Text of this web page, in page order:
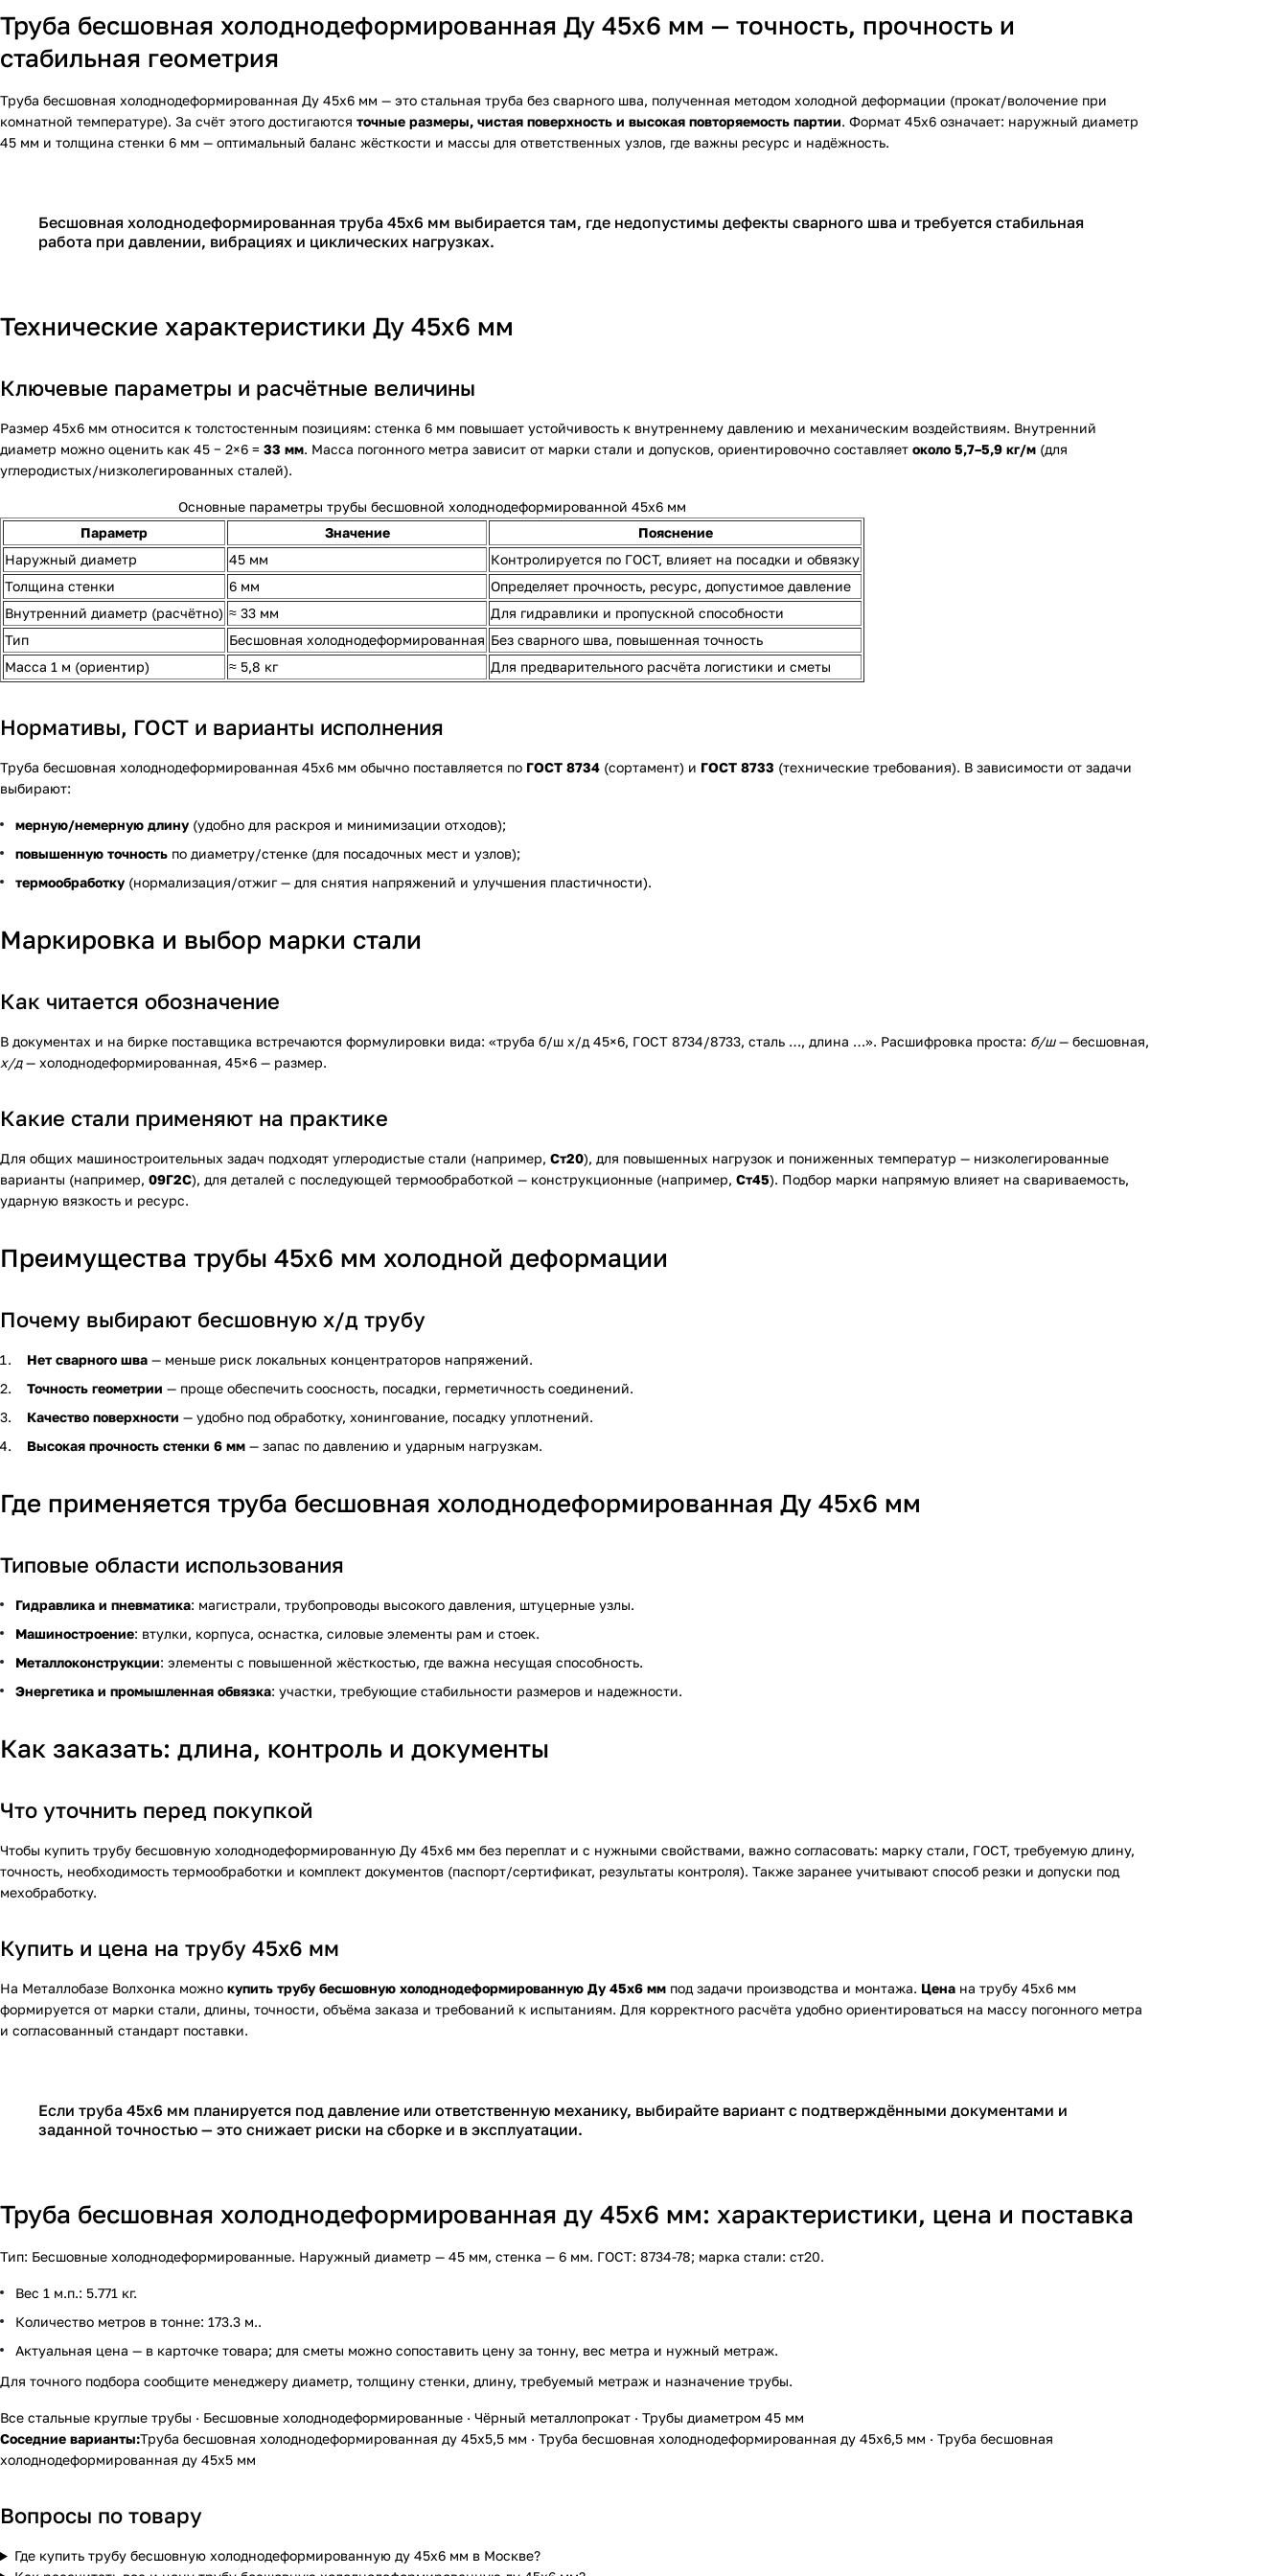
Труба бесшовная холоднодеформированная Ду 45х6 мм — точность, прочность и
стабильная геометрия
Труба бесшовная холоднодеформированная Ду 45х6 мм — это стальная труба без сварного шва, полученная методом холодной деформации (прокат/волочение при
комнатной температуре). За счёт этого достигаются точные размеры, чистая поверхность и высокая повторяемость партии. Формат 45х6 означает: наружный диаметр
45 мм и толщина стенки 6 мм — оптимальный баланс жёсткости и массы для ответственных узлов, где важны ресурс и надёжность.
Бесшовная холоднодеформированная труба 45х6 мм выбирается там, где недопустимы дефекты сварного шва и требуется стабильная
работа при давлении, вибрациях и циклических нагрузках.
Технические характеристики Ду 45х6 мм
Ключевые параметры и расчётные величины
Размер 45х6 мм относится к толстостенным позициям: стенка 6 мм повышает устойчивость к внутреннему давлению и механическим воздействиям. Внутренний
диаметр можно оценить как 45 − 2×6 = 33 мм. Масса погонного метра зависит от марки стали и допусков, ориентировочно составляет около 5,7–5,9 кг/м (для
углеродистых/низколегированных сталей).
Основные параметры трубы бесшовной холоднодеформированной 45х6 мм
Параметр
Значение
Пояснение
Наружный диаметр
45 мм
Контролируется по ГОСТ, влияет на посадки и обвязку
Толщина стенки
6 мм
Определяет прочность, ресурс, допустимое давление
Внутренний диаметр (расчётно) ≈ 33 мм
Для гидравлики и пропускной способности
Тип
Бесшовная холоднодеформированная Без сварного шва, повышенная точность
Масса 1 м (ориентир)
≈ 5,8 кг Для предварительного расчёта логистики и сметы
Нормативы, ГОСТ и варианты исполнения
Труба бесшовная холоднодеформированная 45х6 мм обычно поставляется по ГОСТ 8734 (сортамент) и ГОСТ 8733 (технические требования). В зависимости от задачи
выбирают:
мерную/немерную длину (удобно для раскроя и минимизации отходов);
повышенную точность по диаметру/стенке (для посадочных мест и узлов);
термообработку (нормализация/отжиг — для снятия напряжений и улучшения пластичности).
Маркировка и выбор марки стали
Как читается обозначение
В документах и на бирке поставщика встречаются формулировки вида: «труба б/ш х/д 45×6, ГОСТ 8734/8733, сталь …, длина …». Расшифровка проста: б/ш— бесшовная,
х/д— холоднодеформированная, 45×6 — размер.
Какие стали применяют на практике
Для общих машиностроительных задач подходят углеродистые стали (например, Ст20), для повышенных нагрузок и пониженных температур — низколегированные
варианты (например, 09Г2С), для деталей с последующей термообработкой — конструкционные (например, Ст45). Подбор марки напрямую влияет на свариваемость,
ударную вязкость и ресурс.
Преимущества трубы 45х6 мм холодной деформации
Почему выбирают бесшовную х/д трубу
Нет сварного шва — меньше риск локальных концентраторов напряжений.
Точность геометрии — проще обеспечить соосность, посадки, герметичность соединений.
Качество поверхности — удобно под обработку, хонингование, посадку уплотнений.
Высокая прочность стенки 6 мм — запас по давлению и ударным нагрузкам.
Где применяется труба бесшовная холоднодеформированная Ду 45х6 мм
Типовые области использования
Гидравлика и пневматика: магистрали, трубопроводы высокого давления, штуцерные узлы.
Машиностроение: втулки, корпуса, оснастка, силовые элементы рам и стоек.
Металлоконструкции: элементы с повышенной жёсткостью, где важна несущая способность.
Энергетика и промышленная обвязка: участки, требующие стабильности размеров и надежности.
Как заказать: длина, контроль и документы
Что уточнить перед покупкой
Чтобы купить трубу бесшовную холоднодеформированную Ду 45х6 мм без переплат и с нужными свойствами, важно согласовать: марку стали, ГОСТ, требуемую длину,
точность, необходимость термообработки и комплект документов (паспорт/сертификат, результаты контроля). Также заранее учитывают способ резки и допуски под
мехобработку.
Купить и цена на трубу 45х6 мм
На Металлобазе Волхонка можно купить трубу бесшовную холоднодеформированную Ду 45х6 мм под задачи производства и монтажа. Цена на трубу 45х6 мм
формируется от марки стали, длины, точности, объёма заказа и требований к испытаниям. Для корректного расчёта удобно ориентироваться на массу погонного метра
и согласованный стандарт поставки.
Если труба 45х6 мм планируется под давление или ответственную механику, выбирайте вариант с подтверждёнными документами и
заданной точностью — это снижает риски на сборке и в эксплуатации.
Труба бесшовная холоднодеформированная ду 45х6 мм: характеристики, цена и поставка
Тип: Бесшовные холоднодеформированные. Наружный диаметр — 45 мм, стенка — 6 мм. ГОСТ: 8734-78; марка стали: ст20.
Вес 1 м.п.: 5.771 кг.
Количество метров в тонне: 173.3 м..
Актуальная цена — в карточке товара; для сметы можно сопоставить цену за тонну, вес метра и нужный метраж.
Для точного подбора сообщите менеджеру диаметр, толщину стенки, длину, требуемый метраж и назначение трубы.
Все стальные круглые трубы · Бесшовные холоднодеформированные · Чёрный металлопрокат · Трубы диаметром 45 мм
Соседние варианты:Труба бесшовная холоднодеформированная ду 45х5,5 мм · Труба бесшовная холоднодеформированная ду 45х6,5 мм · Труба бесшовная
холоднодеформированная ду 45х5 мм
Вопросы по товару
Где купить трубу бесшовную холоднодеформированную ду 45х6 мм в Москве?